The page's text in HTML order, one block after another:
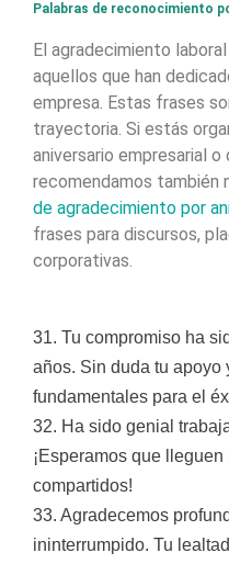
Palabras de reconocimiento
El agradecimiento
aquellos que han
empresa. Estas frases
trayectoria. Si estás
aniversario empresarial
recomendamos también
de agradecimiento por
frases para discursos,
corporativas.
31. Tu compromiso ha
años. Sin duda tu
fundamentales para el
32. Ha sido genial
¡Esperamos que
compartidos!
33. Agradecemos
ininterrumpido. Tu